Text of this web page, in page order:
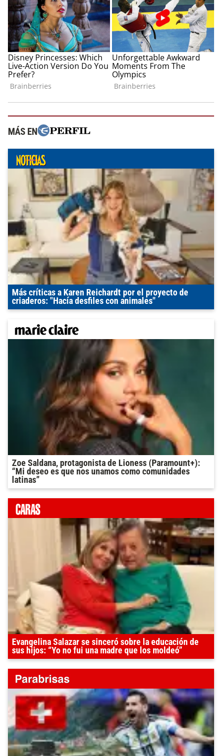
MÁS EN
Más críticas a Karen Reichardt por el proyecto de
criaderos: "Hacía desfiles con animales"
Zoe Saldana, protagonista de Lioness (Paramount+):
“Mi deseo es que nos unamos como comunidades
latinas”
Evangelina Salazar se sinceró sobre la educación de
sus hijos: “Yo no fui una madre que los moldeó”